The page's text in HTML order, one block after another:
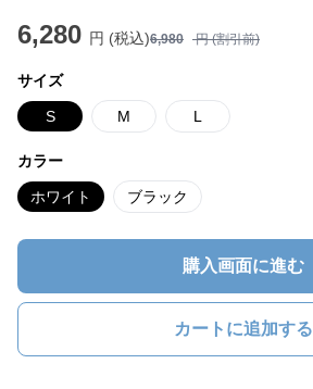
6,280 円 (税込)6,980 円 (割引前)
サイズ
S M L
カラー
ホワイト ブラック
購入画面に進む
カートに追加する